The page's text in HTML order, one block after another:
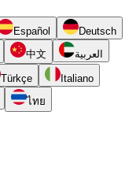
Español
Deutsch
中文 العربية
Türkçe
Italiano
ไทย